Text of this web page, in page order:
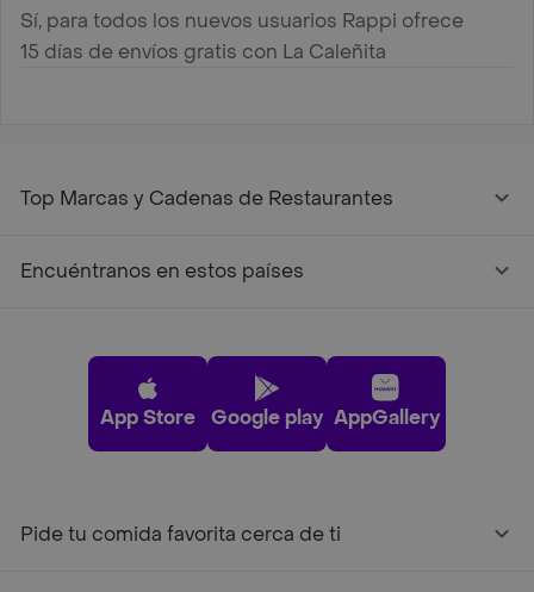
Sí, para todos los nuevos usuarios Rappi ofrece
15 días de envíos gratis con La Caleñita
Top Marcas y Cadenas de Restaurantes
Encuéntranos en estos países
App Store Google play AppGallery
Pide tu comida favorita cerca de ti